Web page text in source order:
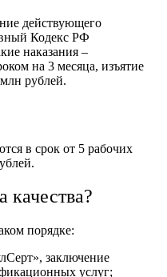
действующего
Кодекс РФ
наказания –
на 3 месяца, изъятие
рублей.
в срок от 5 рабочих
качества?
порядке:
заключение
услуг;